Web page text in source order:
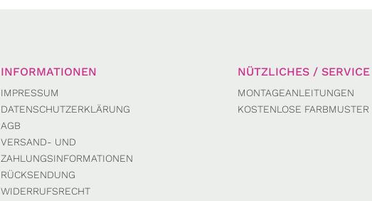
INFORMATIONEN
IMPRESSUM
DATENSCHUTZERKLÄRUNG
AGB
VERSAND- UND
ZAHLUNGSINFORMATIONEN
RÜCKSENDUNG
WIDERRUFSRECHT
NÜTZLICHES / SERVICE
MONTAGEANLEITUNGEN
KOSTENLOSE FARBMUSTER